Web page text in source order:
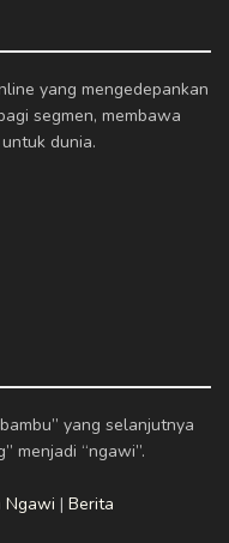
yang mengedepankan
segmen, membawa
dunia.
yang selanjutnya
menjadi “ngawi”.
Ngawi | Berita